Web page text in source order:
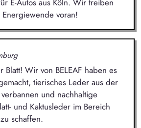
voran!
Blatt! Wir von BELEAF haben es
tierisches Leder aus der
und nachhaltige
und Kaktusleder im Bereich
schaffen.